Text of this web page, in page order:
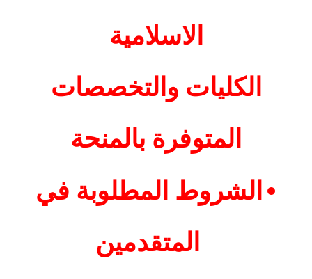
الاسلامية
الكليات والتخصصات
المتوفرة بالمنحة
• الشروط المطلوبة في
المتقدمين